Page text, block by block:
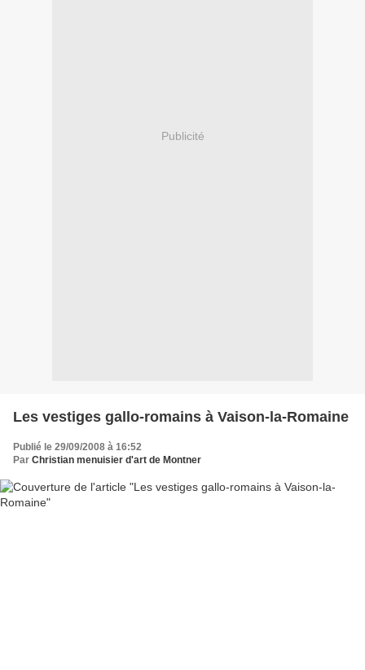
Publicité
Les vestiges gallo-romains à Vaison-la-Romaine
Publié le 29/09/2008 à 16:52
Par Christian menuisier d'art de Montner